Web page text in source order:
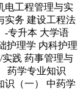
电工程管理与实
实务 建设工程法
-专升本 大学语
护理学 内科护理
实践 药事管理与
药学专业知识
（一）
中药学